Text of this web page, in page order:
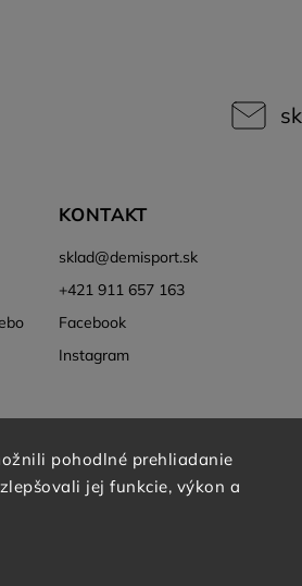
pohodlné prehliadanie
jej funkcie, výkon a
KONTAKT
sklad@demisport.sk
+421 911 657 163
Facebook
Instagram